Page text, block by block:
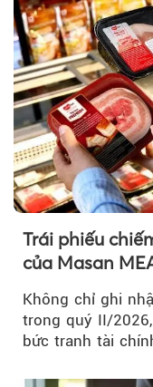
Trái phiếu
của Masan
Không chỉ ghi
trong quý II/
bức tranh tài